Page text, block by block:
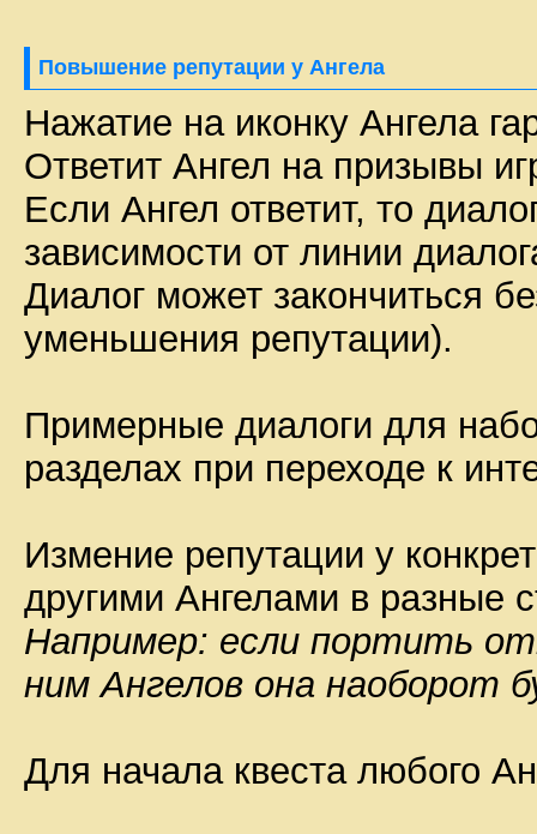
Повышение репутации у Ангела
Нажатие на иконку Ангела
Ответит Ангел на призывы
Если Ангел ответит, то
зависимости от линии
Диалог может закончиться
уменьшения репутации).
Примерные диалоги для
разделах при переходе к
Измение репутации у
другими Ангелами в разные
Например: если портить
ним Ангелов она наоборот
Для начала квеста любого